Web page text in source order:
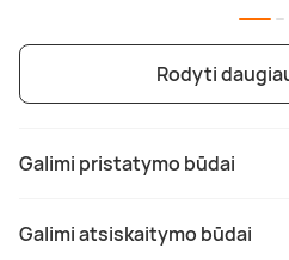
Galimi pristatymo būdai
Galimi atsiskaitymo būdai
Rodyti